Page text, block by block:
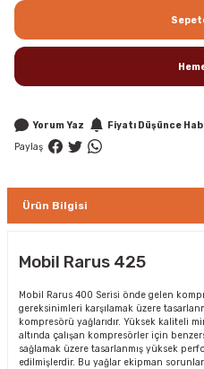
Yorum Yaz
Fiyatı Düşünce
Paylaş
Ürün Bilgisi
Mobil Rarus 425
Mobil Rarus 400 Serisi önde gelen
gereksinimleri karşılamak üzere
kompresörü yağlarıdır. Yüksek kaliteli
altında çalışan kompresörler için
sağlamak üzere tasarlanmış yüksek
edilmişlerdir. Bu yağlar ekipman